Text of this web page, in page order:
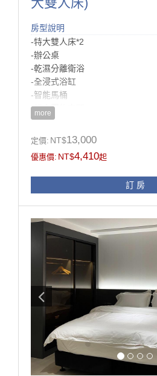
房型說明
-特大雙人床*2
-辦公桌
-乾濕分離衛浴
-全浸式浴缸
-智能馬桶
-超大置物空間
-冰箱
-電視
一打開房門，左手邊是寬大的置物
服等物品。
窗外則是美麗的植物及台南的熱情
床的各位稍作休息。
浴室部分，配置了浴缸及智能馬
在這樣舒適的環境裡，歡迎與另
家庭一同享受。
more
定價: NT$13,000
優惠價: NT$4,410起
訂 房